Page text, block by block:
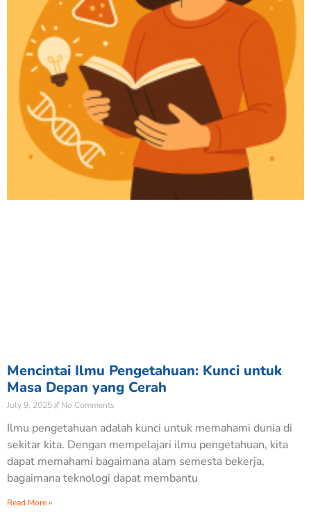
Mencintai Ilmu Pengetahuan: Kunci untuk
Masa Depan yang Cerah
July 9, 2025 No Comments
Ilmu pengetahuan adalah kunci untuk memahami dunia di
sekitar kita. Dengan mempelajari ilmu pengetahuan, kita
dapat memahami bagaimana alam semesta bekerja,
bagaimana teknologi dapat membantu
Read More »